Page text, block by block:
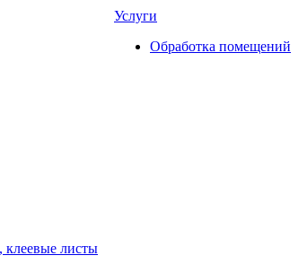
листы
Услуги
Обработка помещений